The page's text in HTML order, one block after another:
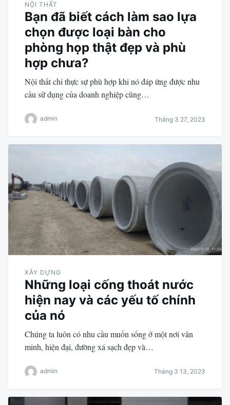
NỘI THẤT
Bạn đã biết cách làm sao lựa
chọn được loại bàn cho
phòng họp thật đẹp và phù
hợp chưa?
Nội thất chỉ thực sự phù hợp khi nó đáp ứng được nhu
cầu sử dụng của doanh nghiệp cũng…
admin Tháng 3 27, 2023
XÂY DỰNG
Những loại cống thoát nước
hiện nay và các yếu tố chính
của nó
Chúng ta luôn có nhu cầu muốn sống ở một nơi văn
minh, hiện đại, đường xá sạch đẹp và…
admin Tháng 3 13, 2023